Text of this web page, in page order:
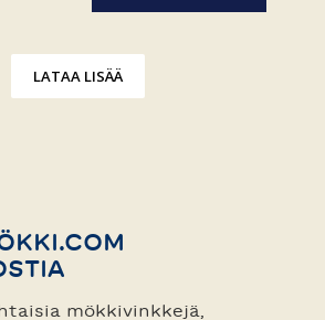
LATAA LISÄÄ
mökkivinkkejä,